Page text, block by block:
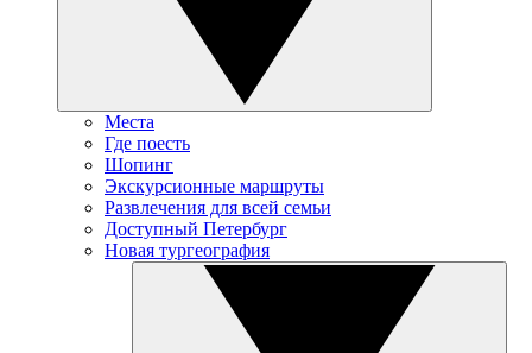
Места
Где поесть
Шопинг
Экскурсионные маршруты
Развлечения для всей семьи
Доступный Петербург
Новая тургеография